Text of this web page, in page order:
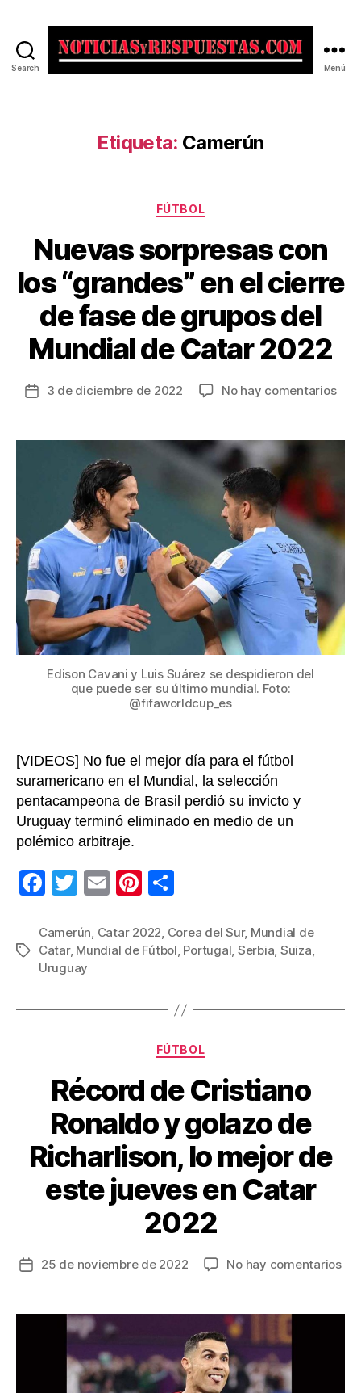
Search Menú
Etiqueta: Camerún
Categorías
FÚTBOL
Nuevas sorpresas con
los “grandes” en el cierre
de fase de grupos del
Mundial de Catar 2022
Fecha
entrada
3 de diciembre de 2022 No hay comentariosen
con
el
de
del
de
Edison Cavani y Luis Suárez se despidieron del
que puede ser su último mundial. Foto:
@fifaworldcup_es
[VIDEOS] No fue el mejor día para el fútbol
suramericano en el Mundial, la selección
pentacampeona de Brasil perdió su invicto y
Uruguay terminó eliminado en medio de un
polémico arbitraje.
F
c
e
o
T
tt
er
E
ail
Pi
er
e
m
p
tir
Etiquetas
Camerún, Catar 2022, Corea del Sur, Mundial de
Catar, Mundial de Fútbol, Portugal, Serbia, Suiza,
Uruguay
Categorías
FÚTBOL
Récord de Cristiano
Ronaldo y golazo de
Richarlison, lo mejor de
este jueves en Catar
2022
Fecha
entrada
25 de noviembre de 2022 No hay comentariosen